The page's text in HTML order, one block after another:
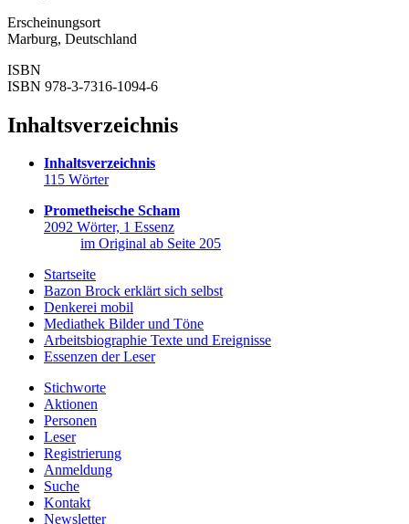
Erscheinungsort
Marburg, Deutschland
ISBN
ISBN 978-3-7316-1094-6
Inhaltsverzeichnis
Inhaltsverzeichnis
115 Wörter
Prometheische Scham
2092 Wörter, 1 Essenz
im Original ab Seite 205
Startseite
Bazon Brock erklärt sich selbst
Denkerei mobil
Mediathek Bilder und Töne
Arbeitsbiographie Texte und Ereignisse
Essenzen der Leser
Stichworte
Aktionen
Personen
Leser
Registrierung
Anmeldung
Suche
Kontakt
Newsletter